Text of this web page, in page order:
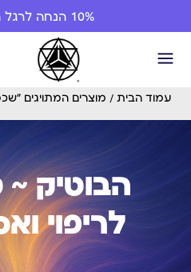
10% הנחה לרגל השקת האתר
עמוד הבית / מוצרים המתויגים
הבוטיק
לריפוי